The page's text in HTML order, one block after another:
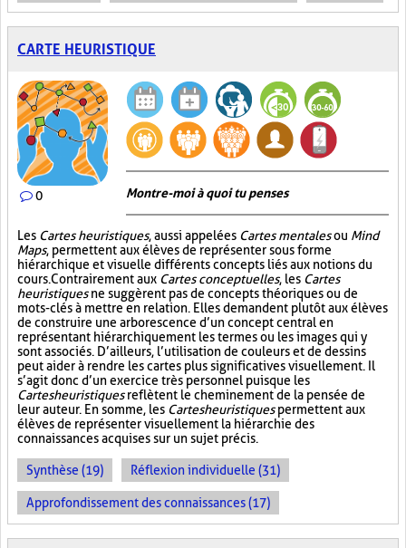
CARTE HEURISTIQUE
0 Montre-moi à quoi tu penses
Les Cartes heuristiques, aussi appelées Cartes mentalesou Mind
Maps, permettent aux élèves de représenter sous forme
hiérarchique et visuelle différents concepts liés aux notions du
cours. Contrairement aux Cartes conceptuelles, les Cartes
heuristiquesne suggèrent pas de concepts théoriques ou de
mots-clés à mettre en relation. Elles demandent plutôt aux élèves
de construire une arborescence d’un concept central en
représentant hiérarchiquement les termes ou les images qui y
sont associés. D’ailleurs, l’utilisation de couleurs et de dessins
peut aider à rendre les cartes plus significatives visuellement. Il
s’agit donc d’un exercice très personnel puisque les
Cartes heuristiquesreflètent le cheminement de la pensée de
leur auteur. En somme, les Cartes heuristiquespermettent aux
élèves de représenter visuellement la hiérarchie des
connaissances acquises sur un sujet précis.
Synthèse (19) Réflexion individuelle (31)
Approfondissement des connaissances (17)